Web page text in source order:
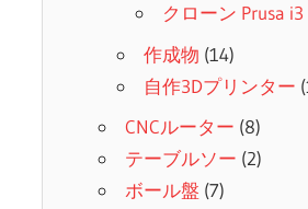
クローン Prusa i3
作成物 (14)
自作3Dプリンター
CNCルーター (8)
テーブルソー (2)
ボール盤 (7)